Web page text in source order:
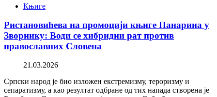
Књиге
Ристановићева на промоцији књиге Панарина у
Зворнику: Води се хибридни рат против
православних Словена
21.03.2026
Српски народ је био изложен екстремизму, тероризму и
сепаратизму, а као резултат одбране од тих напада створена је